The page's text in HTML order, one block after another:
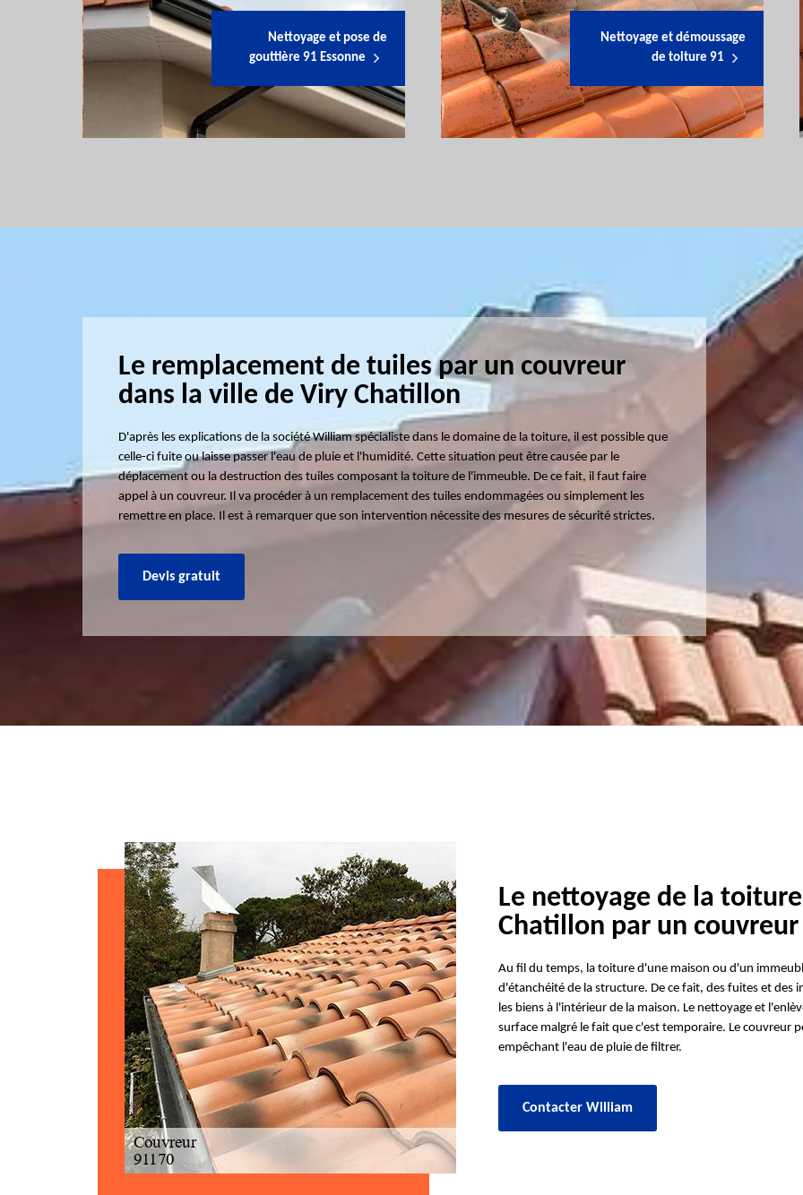
Nettoyage et pose de
gouttière 91 Essonne
Nettoyage et démoussage
de toiture 91
Le remplacement de tuiles par un couvreur
dans la ville de Viry Chatillon
D'après les explications de la société William spécialiste dans le domaine de la toiture, il est possible que
celle-ci fuite ou laisse passer l'eau de pluie et l'humidité. Cette situation peut être causée par le
déplacement ou la destruction des tuiles composant la toiture de l'immeuble. De ce fait, il faut faire
appel à un couvreur. Il va procéder à un remplacement des tuiles endommagées ou simplement les
remettre en place. Il est à remarquer que son intervention nécessite des mesures de sécurité strictes.
Devis gratuit
Le nettoyage de la
Chatillon par un
Au fil du temps, la toiture d'une maison ou d'un
d'étanchéité de la structure. De ce fait, des fuites et
les biens à l'intérieur de la maison. Le nettoyage et
surface malgré le fait que c'est temporaire. Le couvreur
empêchant l'eau de pluie de filtrer.
Contacter William